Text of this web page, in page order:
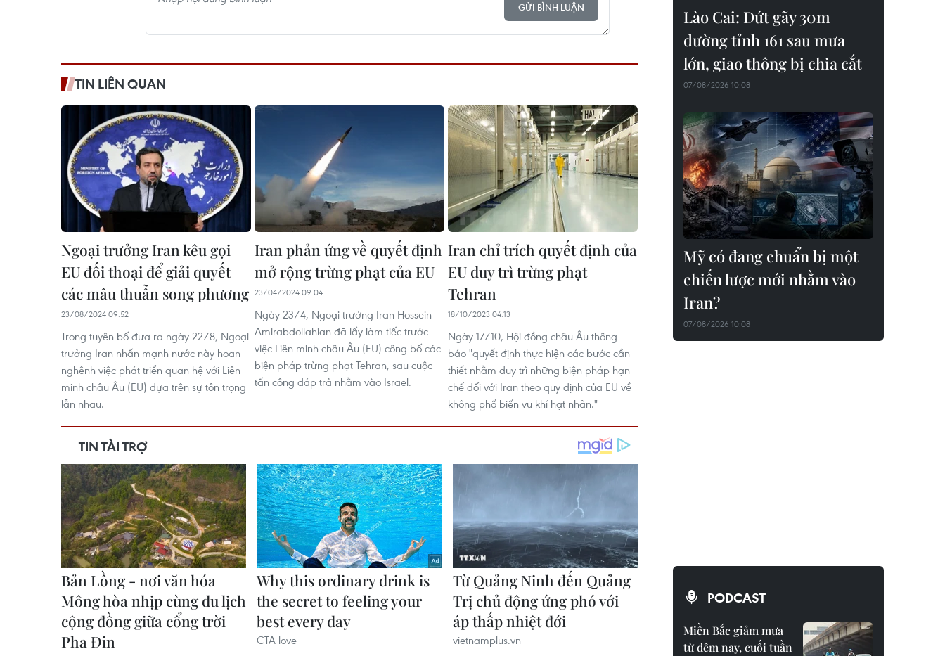
GỬI BÌNH LUẬN
TIN LIÊN QUAN
Ngoại trưởng Iran kêu gọi
EU đối thoại để giải quyết
các mâu thuẫn song phương
23/08/2024 09:52
Trong tuyên bố đưa ra ngày 22/8, Ngoại
trưởng Iran nhấn mạnh nước này hoan
nghênh việc phát triển quan hệ với Liên
minh châu Âu (EU) dựa trên sự tôn trọng
lẫn nhau.
Iran phản ứng về quyết định
mở rộng trừng phạt của EU
23/04/2024 09:04
Ngày 23/4, Ngoại trưởng Iran Hossein
Amirabdollahian đã lấy làm tiếc trước
việc Liên minh châu Âu (EU) công bố các
biện pháp trừng phạt Tehran, sau cuộc
tấn công đáp trả nhằm vào Israel.
Iran chỉ trích quyết định của
EU duy trì trừng phạt
Tehran
18/10/2023 04:13
Ngày 17/10, Hội đồng châu Âu thông
báo "quyết định thực hiện các bước cần
thiết nhằm duy trì những biện pháp hạn
chế đối với Iran theo quy định của EU về
không phổ biến vũ khí hạt nhân."
Lào Cai: Đứt gãy 30m
đường tỉnh 161 sau mưa
lớn, giao thông bị chia cắt
07/08/2026 10:08
Mỹ có đang chuẩn bị một
chiến lược mới nhằm vào
Iran?
07/08/2026 10:08
PODCAST
Miền Bắc giảm mưa
từ đêm nay, cuối tuần